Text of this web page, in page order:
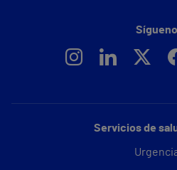
Servicios de